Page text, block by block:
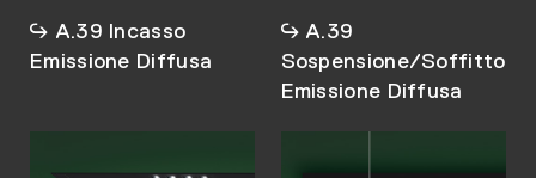
A.39 Incasso
Emissione Diffusa
A.39
Sospensione/Soffitto
Emissione Diffusa